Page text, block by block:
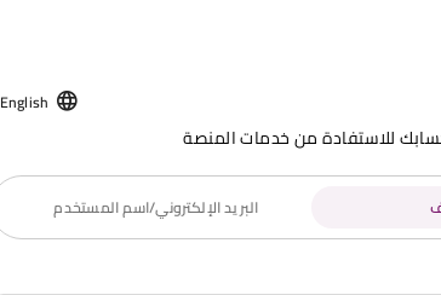
English
للاستفادة من خدمات المنصة
البريد الإلكتروني/اسم المستخدم